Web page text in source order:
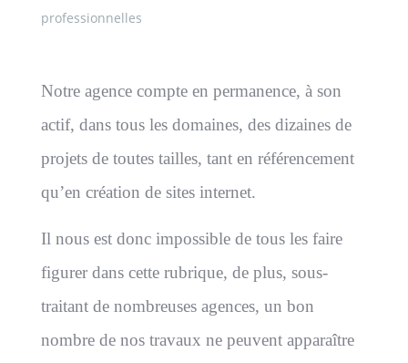
professionnelles
Notre agence compte en permanence, à son
actif, dans tous les domaines, des dizaines de
projets de toutes tailles, tant en référencement
qu’en création de sites internet.
Il nous est donc impossible de tous les faire
figurer dans cette rubrique, de plus, sous-
traitant de nombreuses agences, un bon
nombre de nos travaux ne peuvent apparaître